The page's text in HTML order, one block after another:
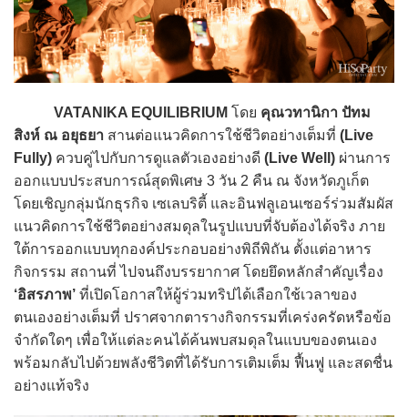
VATANIKA EQUILIBRIUM โดย คุณวทานิกา ปัทม
สิงห์ ณ อยุธยา สานต่อแนวคิดการใช้ชีวิตอย่างเต็มที่ (Live
Fully) ควบคู่ไปกับการดูแลตัวเองอย่างดี (Live Well) ผ่านการ
ออกแบบประสบการณ์สุดพิเศษ 3 วัน 2 คืน ณ จังหวัดภูเก็ต
โดยเชิญกลุ่มนักธุรกิจ เซเลบริตี้ และอินฟลูเอนเซอร์ร่วมสัมผัส
แนวคิดการใช้ชีวิตอย่างสมดุลในรูปแบบที่จับต้องได้จริง ภาย
ใต้การออกแบบทุกองค์ประกอบอย่างพิถีพิถัน ตั้งแต่อาหาร
กิจกรรม สถานที่ ไปจนถึงบรรยากาศ โดยยึดหลักสำคัญเรื่อง
‘อิสรภาพ’ ที่เปิดโอกาสให้ผู้ร่วมทริปได้เลือกใช้เวลาของ
ตนเองอย่างเต็มที่ ปราศจากตารางกิจกรรมที่เคร่งครัดหรือข้อ
จำกัดใดๆ เพื่อให้แต่ละคนได้ค้นพบสมดุลในแบบของตนเอง
พร้อมกลับไปด้วยพลังชีวิตที่ได้รับการเติมเต็ม ฟื้นฟู และสดชื่น
อย่างแท้จริง